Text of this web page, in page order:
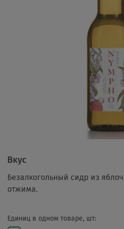
Единиц в одном товаре, шт:
Вкус
Безалкогольный сидр из
отжима.